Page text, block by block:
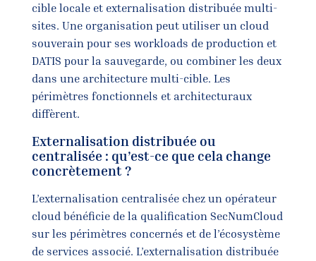
cible locale et externalisation distribuée multi-
sites. Une organisation peut utiliser un cloud
souverain pour ses workloads de production et
DATIS pour la sauvegarde, ou combiner les deux
dans une architecture multi-cible. Les
périmètres fonctionnels et architecturaux
diffèrent.
Externalisation distribuée ou
centralisée : qu’est-ce que cela change
concrètement ?
L’externalisation centralisée chez un opérateur
cloud bénéficie de la qualification SecNumCloud
sur les périmètres concernés et de l’écosystème
de services associé. L’externalisation distribuée